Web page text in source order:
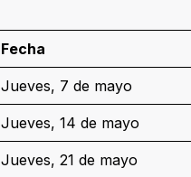
Fecha
Jueves, 7 de mayo
Jueves, 14 de mayo
Jueves, 21 de mayo